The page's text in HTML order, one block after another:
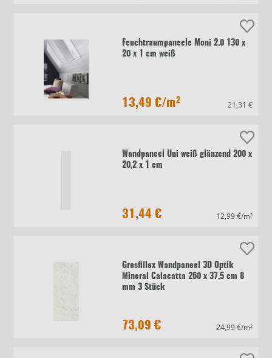
Feuchtraumpaneele Moni 2.0 130 x
20 x 1 cm weiß
13,49 €/m² 21,31 €
Wandpaneel Uni weiß glänzend 200 x
20,2 x 1 cm
31,44 € 12,99 €/m²
Grosfillex Wandpaneel 3D Optik
Mineral Calacatta 260 x 37,5 cm 8
mm 3 Stück
73,09 € 24,99 €/m²